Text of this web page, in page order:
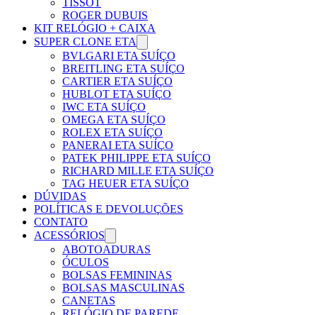
ROGER DUBUIS
KIT RELÓGIO + CAIXA
SUPER CLONE ETA
BVLGARI ETA SUÍÇO
BREITLING ETA SUÍÇO
CARTIER ETA SUÍÇO
HUBLOT ETA SUÍÇO
IWC ETA SUÍÇO
OMEGA ETA SUÍÇO
ROLEX ETA SUÍÇO
PANERAI ETA SUÍÇO
PATEK PHILIPPE ETA SUÍÇO
RICHARD MILLE ETA SUÍÇO
TAG HEUER ETA SUÍÇO
DÚVIDAS
POLÍTICAS E DEVOLUÇÕES
CONTATO
ACESSÓRIOS
ABOTOADURAS
ÓCULOS
BOLSAS FEMININAS
BOLSAS MASCULINAS
CANETAS